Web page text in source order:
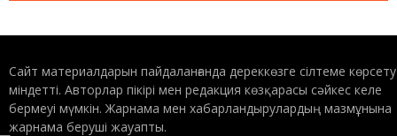
Балаңыз қалай өсіп жатыр?
Ә.Әлиакпар. Мақсат поэзиясының мақсаты
Сайт материалдарын пайдаланғанда дереккөзге сілтеме көрсету
міндетті. Авторлар пікірі мен редакция көзқарасы сәйкес келе
бермеуі мүмкін. Жарнама мен хабарландырулардың мазмұнына
жарнама беруші жауапты.